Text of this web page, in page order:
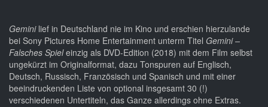
Geminilief in Deutschland nie im Kino und erschien hierzulande
bei Sony Pictures Home Entertainment unterm Titel Gemini –
Falsches Spieleinzig als DVD-Edition (2018) mit dem Film selbst
ungekürzt im Originalformat, dazu Tonspuren auf Englisch,
Deutsch, Russisch, Französisch und Spanisch und mit einer
beeindruckenden Liste von optional insgesamt 30 (!)
verschiedenen Untertiteln, das Ganze allerdings ohne Extras.